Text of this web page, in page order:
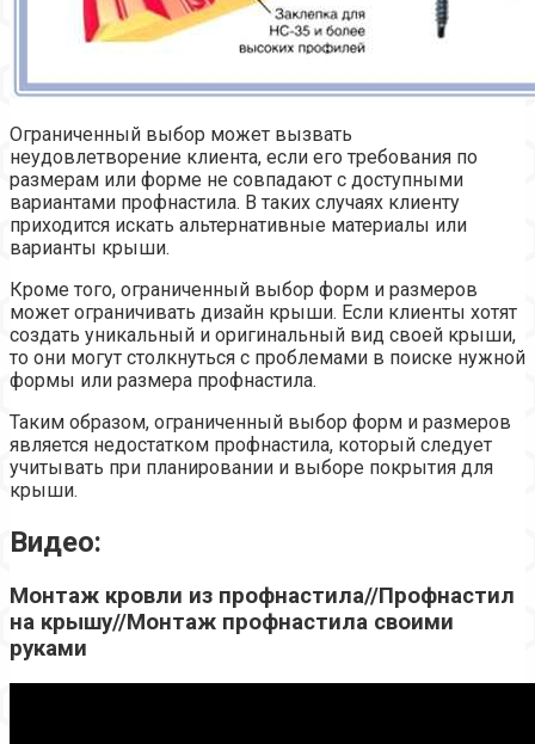
Ограниченный выбор может вызвать
неудовлетворение клиента, если его требования по
размерам или форме не совпадают с доступными
вариантами профнастила. В таких случаях клиенту
приходится искать альтернативные материалы или
варианты крыши.
Кроме того, ограниченный выбор форм и размеров
может ограничивать дизайн крыши. Если клиенты хотят
создать уникальный и оригинальный вид своей крыши,
то они могут столкнуться с проблемами в поиске нужной
формы или размера профнастила.
Таким образом, ограниченный выбор форм и размеров
является недостатком профнастила, который следует
учитывать при планировании и выборе покрытия для
крыши.
Видео:
Монтаж кровли из профнастила//Профнастил
на крышу//Монтаж профнастила своими
руками